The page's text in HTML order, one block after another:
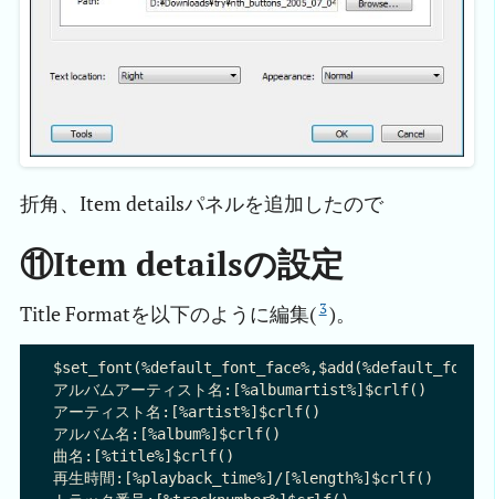
折角、Item detailsパネルを追加したので
⑪Item detailsの設定
Title Formatを以下のように編集( 3)。
アルバムアーティスト名:[%albumartist%]$crlf()
アーティスト名:[%artist%]$crlf()
アルバム名:[%album%]$crlf()
曲名:[%title%]$crlf()
再生時間:[%playback_time%]/[%length%]$crlf()